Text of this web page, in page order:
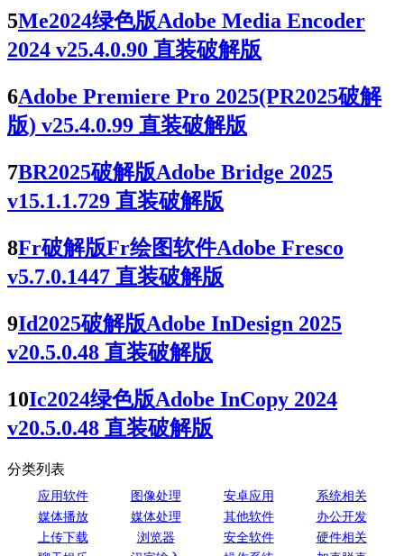
5Me2024绿色版Adobe Media Encoder
2024 v25.4.0.90 直装破解版
6Adobe Premiere Pro 2025(PR2025破解
版) v25.4.0.99 直装破解版
7BR2025破解版Adobe Bridge 2025
v15.1.1.729 直装破解版
8Fr破解版Fr绘图软件Adobe Fresco
v5.7.0.1447 直装破解版
9Id2025破解版Adobe InDesign 2025
v20.5.0.48 直装破解版
10Ic2024绿色版Adobe InCopy 2024
v20.5.0.48 直装破解版
分类列表
应用软件 图像处理 安卓应用
系统相关
媒体播放
媒体处理 其他软件
办公开发
上传下载
浏览器 安全软件
硬件相关